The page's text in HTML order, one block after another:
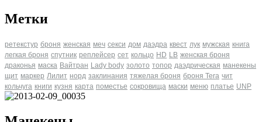
Метки
ретекстур броня женская меч секси дом даэдра квест лук мужская книга
легкая броня спутник реплейсер сет кольцо HD LB женская броня
драконья маска Вайтран Lady body золото топор даэдрическая манекены
щит маркер Лилит норд заклинания тяжелая броня броня Tera чит
кольчуга книги кузня карта поместье сокровища маски меню платье UNP